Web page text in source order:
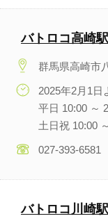
バトロコ高崎
群馬県高崎市
2025年2月1日
平日 10:00 ～
土日祝 10:00
027-393-6581
バトロコ川崎